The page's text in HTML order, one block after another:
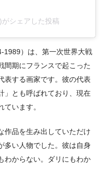
シェアした投稿
1989）は、第一次世界大戦
間期にフランスで起こった
表する画家です。彼の代表
」とも呼ばれており、現在
います。
作品を生み出していただけ
多い人物でした。彼は自身
わからない。ダリにもわか